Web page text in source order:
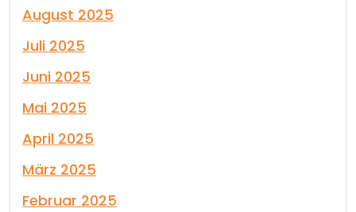
August 2025
Juli 2025
Juni 2025
Mai 2025
April 2025
März 2025
Februar 2025